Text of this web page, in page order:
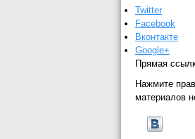
Twitter
Facebook
Вконтакте
Google+
Прямая
Нажмите
материалов